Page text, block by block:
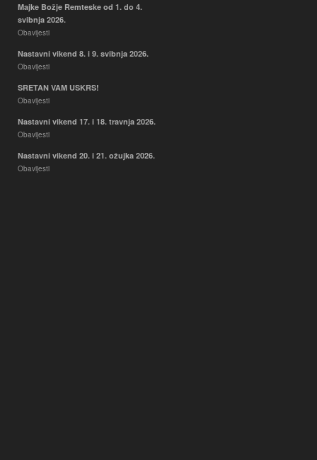
Majke Božje Remteske od 1. do 4.
svibnja 2026.
Obavijesti
Nastavni vikend 8. i 9. svibnja 2026.
Obavijesti
SRETAN VAM USKRS!
Obavijesti
Nastavni vikend 17. i 18. travnja 2026.
Obavijesti
Nastavni vikend 20. i 21. ožujka 2026.
Obavijesti